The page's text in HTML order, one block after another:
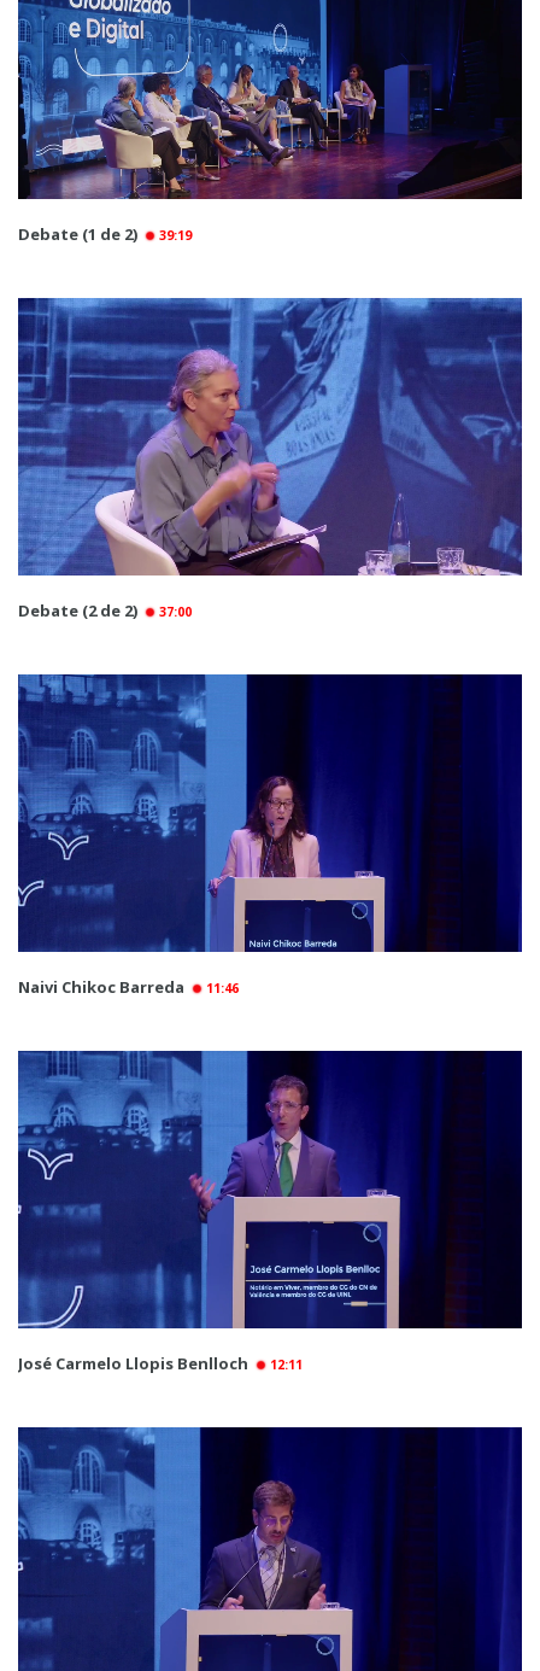
Debate (1 de 2) 39:19
Debate (2 de 2) 37:00
Naivi Chikoc Barreda 11:46
José Carmelo Llopis Benlloch 12:11